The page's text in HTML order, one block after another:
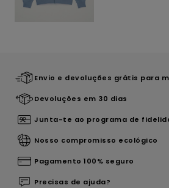
Envio e devoluções grátis para
Devoluções em 30 dias
Junta-te ao programa de
Nosso compromisso ecológico
Pagamento 100% seguro
Precisas de ajuda?